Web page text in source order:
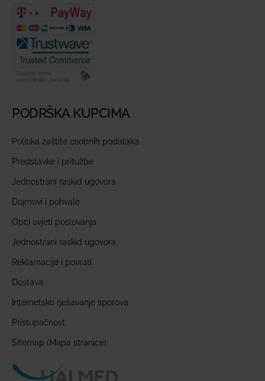
PODRŠKA KUPCIMA
Politika zaštite osobnih podataka
Predstavke i pritužbe
Jednostrani raskid ugovora
Dojmovi i pohvale
Opći uvjeti poslovanja
Jednostrani raskid ugovora
Reklamacije i povrati
Dostava
Internetsko rješavanje sporova
Pristupačnost
Sitemap (Mapa stranice)